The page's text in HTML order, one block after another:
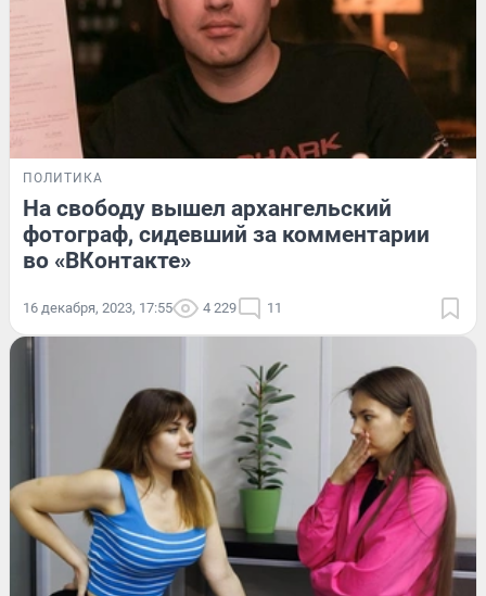
ПОЛИТИКА
На свободу вышел архангельский
фотограф, сидевший за комментарии
во «ВКонтакте»
16 декабря, 2023, 17:55 4 229 11